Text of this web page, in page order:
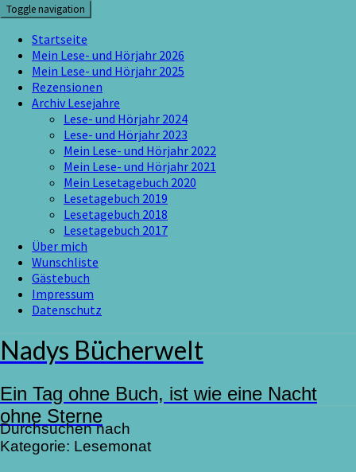
Skip
to
content
Toggle navigation
Startseite
Mein Lese- und Hörjahr 2026
Mein Lese- und Hörjahr 2025
Rezensionen
Archiv Lesejahre
Lese- und Hörjahr 2024
Lese- und Hörjahr 2023
Mein Lese- und Hörjahr 2022
Mein Lese- und Hörjahr 2021
Mein Lesetagebuch 2020
Lesetagebuch 2019
Lesetagebuch 2018
Lesetagebuch 2017
Über mich
Wunschliste
Gästebuch
Impressum
Datenschutz
Nadys Bücherwelt
Ein Tag ohne Buch, ist wie eine Nacht
ohne Sterne
Durchsuchen nach
Kategorie: Lesemonat